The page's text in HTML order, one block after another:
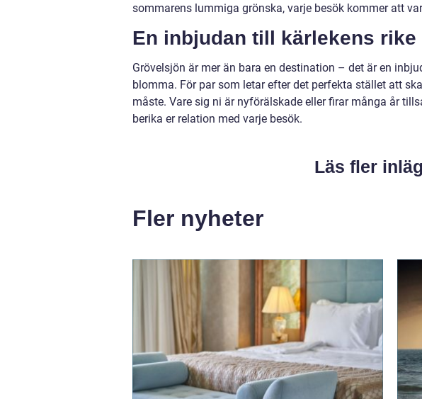
sommarens lummiga grönska, varje besök kommer att
En inbjudan till kärlekens rike
Grövelsjön är mer än bara en destination – det är en
blomma. För par som letar efter det perfekta stället att
måste. Vare sig ni är nyförälskade eller firar många år
berika er relation med varje besök.
Läs fler
Fler nyheter